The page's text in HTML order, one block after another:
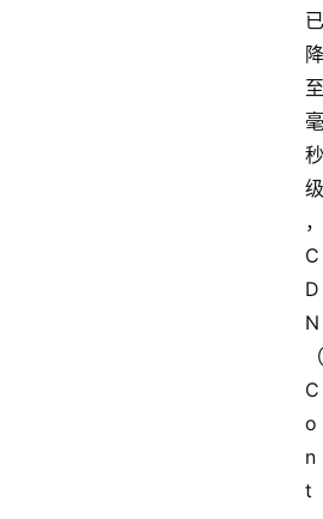
已
降
至
毫
秒
级
，
C
D
N
（
C
o
n
t